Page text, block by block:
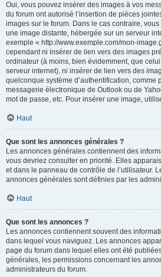
Oui, vous pouvez insérer des images à vos
du forum ont autorisé l’insertion de pièces
images sur le forum. Dans le cas contraire,
une image distante, hébergée sur un serveur
exemple « http://www.exemple.com/mon-
cependant ni insérer de lien vers des images
ordinateur (à moins, bien évidemment, que
serveur internet), ni insérer de lien vers des
quelconque système d’authentification, comme
messagerie électronique de Outlook ou de
mot de passe, etc. Pour insérer une image,
Haut
Que sont les annonces générales ?
Les annonces générales contiennent des
vous devriez consulter en priorité. Elles
et dans le panneau de contrôle de l’utilisateur.
annonces générales sont définies par les
Haut
Que sont les annonces ?
Les annonces contiennent souvent des
dans lequel vous naviguez. Les annonces
page du forum dans lequel elles ont été
générales, les permissions concernant les
administrateurs du forum.